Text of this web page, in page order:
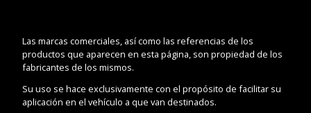
Las marcas comerciales, así como las referencias de los
productos que aparecen en esta página, son propiedad de los
fabricantes de los mismos.
Su uso se hace exclusivamente con el propósito de facilitar su
aplicación en el vehículo a que van destinados.